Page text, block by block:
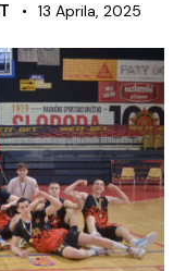
13 Aprila, 2025